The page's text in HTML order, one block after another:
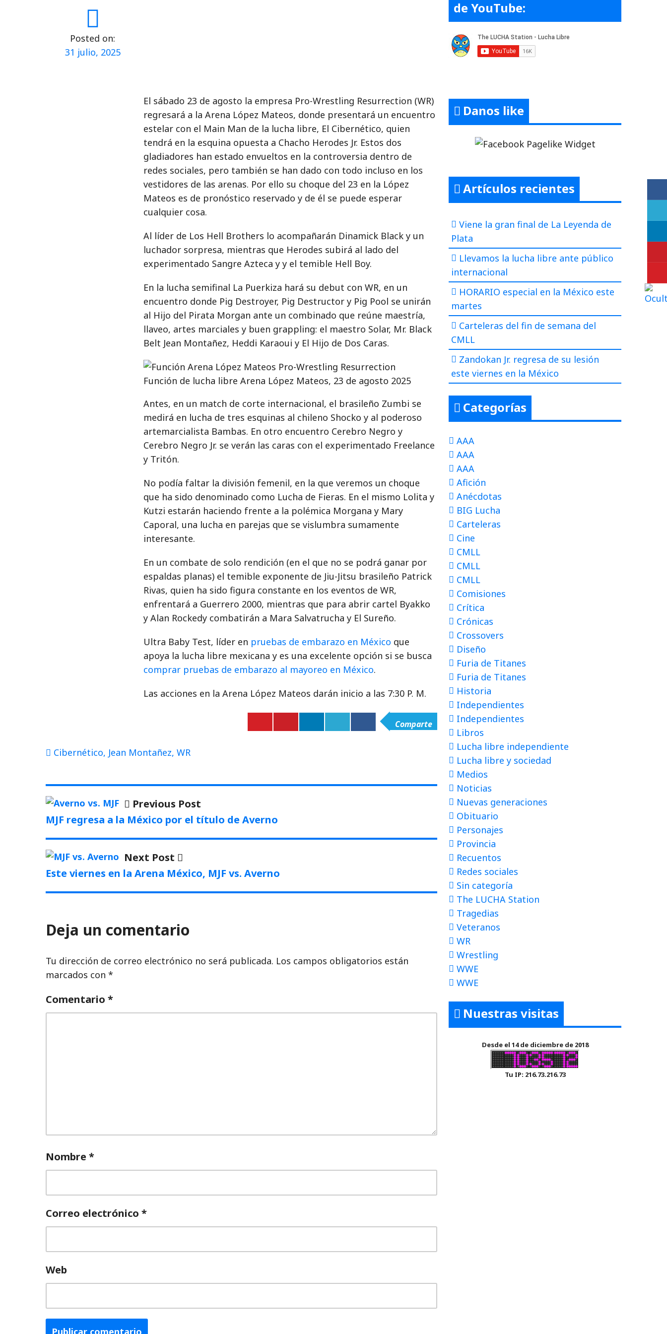
Posted on:
31 julio, 2025
El sábado 23 de agosto la empresa Pro-Wrestling Resurrection (WR)
regresará a la Arena López Mateos, donde presentará un encuentro
estelar con el Main Man de la lucha libre, El Cibernético, quien
tendrá en la esquina opuesta a Chacho Herodes Jr. Estos dos
gladiadores han estado envueltos en la controversia dentro de
redes sociales, pero también se han dado con todo incluso en los
vestidores de las arenas. Por ello su choque del 23 en la López
Mateos es de pronóstico reservado y de él se puede esperar
cualquier cosa.
Al líder de Los Hell Brothers lo acompañarán Dinamick Black y un
luchador sorpresa, mientras que Herodes subirá al lado del
experimentado Sangre Azteca y y el temible Hell Boy.
En la lucha semifinal La Puerkiza hará su debut con WR, en un
encuentro donde Pig Destroyer, Pig Destructor y Pig Pool se unirán
al Hijo del Pirata Morgan ante un combinado que reúne maestría,
llaveo, artes marciales y buen grappling: el maestro Solar, Mr. Black
Belt Jean Montañez, Heddi Karaoui y El Hijo de Dos Caras.
Función de lucha libre Arena López Mateos, 23 de agosto 2025
Antes, en un match de corte internacional, el brasileño Zumbi se
medirá en lucha de tres esquinas al chileno Shocko y al poderoso
artemarcialista Bambas. En otro encuentro Cerebro Negro y
Cerebro Negro Jr. se verán las caras con el experimentado Freelance
y Tritón.
No podía faltar la división femenil, en la que veremos un choque
que ha sido denominado como Lucha de Fieras. En el mismo Lolita y
Kutzi estarán haciendo frente a la polémica Morgana y Mary
Caporal, una lucha en parejas que se vislumbra sumamente
interesante.
En un combate de solo rendición (en el que no se podrá ganar por
espaldas planas) el temible exponente de Jiu-Jitsu brasileño Patrick
Rivas, quien ha sido figura constante en los eventos de WR,
enfrentará a Guerrero 2000, mientras que para abrir cartel Byakko
y Alan Rockedy combatirán a Mara Salvatrucha y El Sureño.
Ultra Baby Test, líder en pruebas de embarazo en México que
apoya la lucha libre mexicana y es una excelente opción si se busca
comprar pruebas de embarazo al mayoreo en México.
Las acciones en la Arena López Mateos darán inicio a las 7:30 P. M.
Comparte
Cibernético, Jean Montañez, WR
Navegación
de
entradas
Previous Post
post:
MJF regresa a la México por el título de Averno
Next Post
post:
Este viernes en la Arena México, MJF vs. Averno
Deja un comentario
Tu dirección de correo electrónico no será publicada. Los campos obligatorios están
marcados con *
Comentario *
Nombre *
Correo electrónico *
Web
de YouTube:
Danos like
Artículos recientes
Viene la gran final de La Leyenda de
Plata
Llevamos la lucha libre ante público
internacional
HORARIO especial en la México este
martes
Carteleras del fin de semana del
CMLL
Zandokan Jr. regresa de su lesión
este viernes en la México
Categorías
AAA
AAA
AAA
Afición
Anécdotas
BIG Lucha
Carteleras
Cine
CMLL
CMLL
CMLL
Comisiones
Crítica
Crónicas
Crossovers
Diseño
Furia de Titanes
Furia de Titanes
Historia
Independientes
Independientes
Libros
Lucha libre independiente
Lucha libre y sociedad
Medios
Noticias
Nuevas generaciones
Obituario
Personajes
Provincia
Recuentos
Redes sociales
Sin categoría
The LUCHA Station
Tragedias
Veteranos
WR
Wrestling
WWE
WWE
Nuestras visitas
Desde el 14 de diciembre de 2018
Tu IP: 216.73.216.73